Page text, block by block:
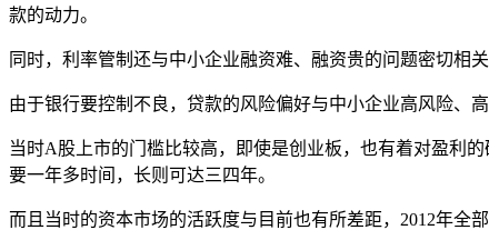
款的动力。
同时，利率管制还与中小企业融资难、融资贵的问题密切相关
由于银行要控制不良，贷款的风险偏好与中小企业高风险、
当时A股上市的门槛比较高，即使是创业板，也有着对盈利
要一年多时间，长则可达三四年。
而且当时的资本市场的活跃度与目前也有所差距，2012年全